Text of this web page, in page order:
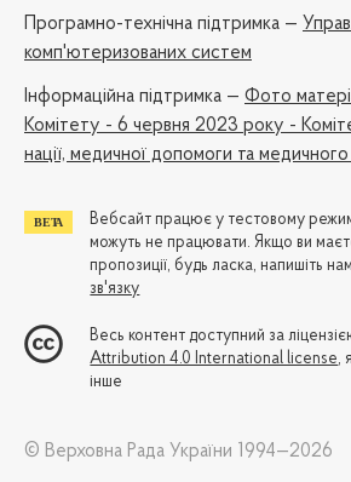
Програмно-технічна підтримка —
комп'ютеризованих систем
Iнформаційна підтримка — Фото
Комітету - 6 червня 2023 року -
нації, медичної допомоги та
Вебсайт працює у тестовому
можуть не працювати. Якщо ви
пропозиції, будь ласка, напишіть
зв'язку
Весь контент доступний за
Attribution 4.0 International license,
інше
© Верховна Рада України 1994—2026